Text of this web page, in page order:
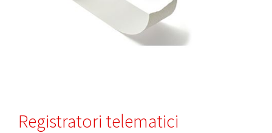
Registratori telematici